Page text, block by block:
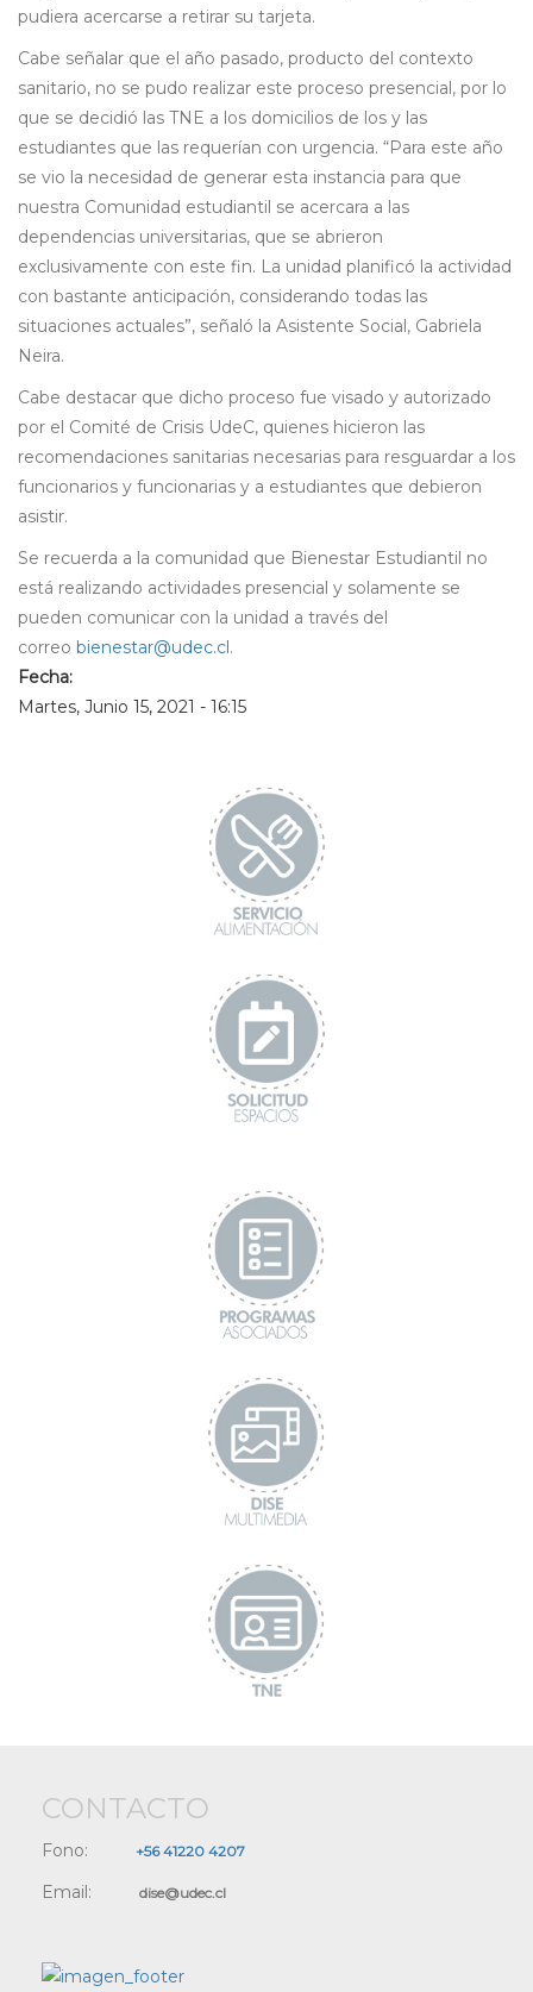
pudiera acercarse a retirar su tarjeta.
Cabe señalar que el año pasado, producto del contexto
sanitario, no se pudo realizar este proceso presencial, por lo
que se decidió las TNE a los domicilios de los y las
estudiantes que las requerían con urgencia. “Para este año
se vio la necesidad de generar esta instancia para que
nuestra Comunidad estudiantil se acercara a las
dependencias universitarias, que se abrieron
exclusivamente con este fin. La unidad planificó la actividad
con bastante anticipación, considerando todas las
situaciones actuales”, señaló la Asistente Social, Gabriela
Neira.
Cabe destacar que dicho proceso fue visado y autorizado
por el Comité de Crisis UdeC, quienes hicieron las
recomendaciones sanitarias necesarias para resguardar a los
funcionarios y funcionarias y a estudiantes que debieron
asistir.
Se recuerda a la comunidad que Bienestar Estudiantil no
está realizando actividades presencial y solamente se
pueden comunicar con la unidad a través del
correo bienestar@udec.cl.
Fecha:
Martes, Junio 15, 2021 - 16:15
CONTACTO
Fono: +56 41220 4207
Email: dise@udec.cl